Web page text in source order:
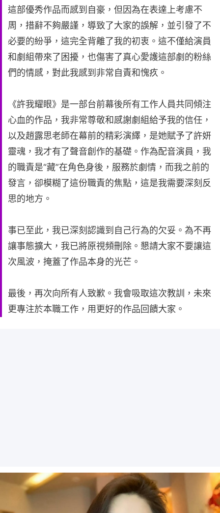
這部優秀作品而感到自豪，但因為在表達上考慮不
周，措辭不夠嚴謹，導致了大家的誤解，並引發了不
必要的紛爭，這完全背離了我的初衷。這不僅給演員
和劇組帶來了困擾，也傷害了真心愛護這部劇的粉絲
們的情感，對此我感到非常自責和愧疚。
《許我耀眼》是一部台前幕後所有工作人員共同傾注
心血的作品，我非常尊敬和感謝劇組給予我的信任，
以及趙露思老師在幕前的精彩演繹，是她賦予了許妍
靈魂，我才有了聲音創作的基礎。作為配音演員，我
的職責是“藏”在角色身後，服務於劇情，而我之前的
發言，卻模糊了這份職責的焦點，這是我需要深刻反
思的地方。
事已至此，我已深刻認識到自己行為的欠妥。為不再
讓事態擴大，我已將原視頻刪除。懇請大家不要讓這
次風波，掩蓋了作品本身的光芒。
最後，再次向所有人致歉。我會吸取這次教訓，未來
更專注於本職工作，用更好的作品回饋大家。